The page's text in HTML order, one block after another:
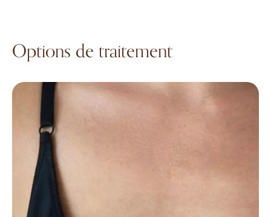
Options de traitement
Bruststraffung